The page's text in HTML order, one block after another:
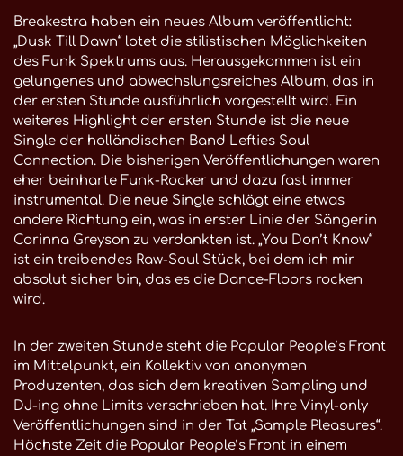
Breakestra haben ein neues Album veröffentlicht:
„Dusk Till Dawn“ lotet die stilistischen Möglichkeiten
des Funk Spektrums aus. Herausgekommen ist ein
gelungenes und abwechslungsreiches Album, das in
der ersten Stunde ausführlich vorgestellt wird. Ein
weiteres Highlight der ersten Stunde ist die neue
Single der holländischen Band Lefties Soul
Connection. Die bisherigen Veröffentlichungen waren
eher beinharte Funk-Rocker und dazu fast immer
instrumental. Die neue Single schlägt eine etwas
andere Richtung ein, was in erster Linie der Sängerin
Corinna Greyson zu verdankten ist. „You Don’t Know“
ist ein treibendes Raw-Soul Stück, bei dem ich mir
absolut sicher bin, das es die Dance-Floors rocken
wird.
In der zweiten Stunde steht die Popular People’s Front
im Mittelpunkt, ein Kollektiv von anonymen
Produzenten, das sich dem kreativen Sampling und
DJ-ing ohne Limits verschrieben hat. Ihre Vinyl-only
Veröffentlichungen sind in der Tat „Sample Pleasures“.
Höchste Zeit die Popular People’s Front in einem